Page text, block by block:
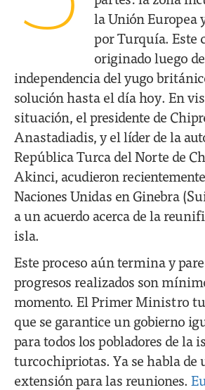
la Unión Europea
por Turquía. Este
originado luego
independencia del yugo
solución hasta el día hoy. En
situación, el presidente de
Anastadiadis, y el líder de la
República Turca del Norte de
Akinci, acudieron
Naciones Unidas en Ginebra
a un acuerdo acerca de la
isla.
Este proceso aún termina y
progresos realizados son
momento. El Primer Ministro
que se garantice un gobierno
para todos los pobladores de la
turcochipriotas. Ya se habla de
extensión para las reuniones.